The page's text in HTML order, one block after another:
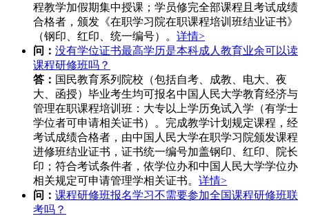
程教学加假期集中授课；学员修完全部课程且考试成绩
合格者，颁发《在职学习院在职课程培训班结业证书》
（钢印、红印、统一编号）。 详情>
问： 没有学位证书最高学历是本科成人教育业余可以读
课程研修班吗？
答： 国民教育系列院校（包括自考、成教、电大、夜
大、函授）毕业考生均可报名中国人民大学教育经济与
管理在职课程培训班：大专以上学历免试入学（有学士
学位者可申请相关证书）。完成教学计划规定课程，经
考试成绩合格者，由中国人民大学在职学习院颁发课程
进修班结业证书，证书统一编号加盖钢印、红印、院长
印；符合考试条件者，依学位办和中国人民大学学位办
相关规定可申请管理学相关证书。 详情>
问： 课程研修班报名学习不需要参加全国课程研修班联
考吗？